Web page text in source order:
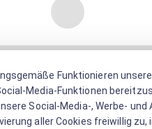
Funktionieren
Media-Funktionen
Social-Media-, Werbe-
aller Cookies freiwillig zu,